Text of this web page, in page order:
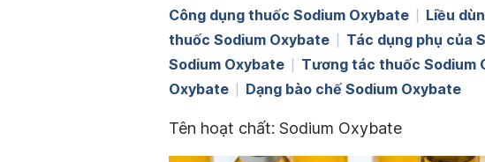
Công dụng thuốc Sodium Oxybate Liều
thuốc Sodium Oxybate
Tác dụng phụ của
Sodium Oxybate
Tương tác thuốc Sodium
Oxybate
Dạng bào chế Sodium Oxybate
Tên hoạt chất: Sodium Oxybate